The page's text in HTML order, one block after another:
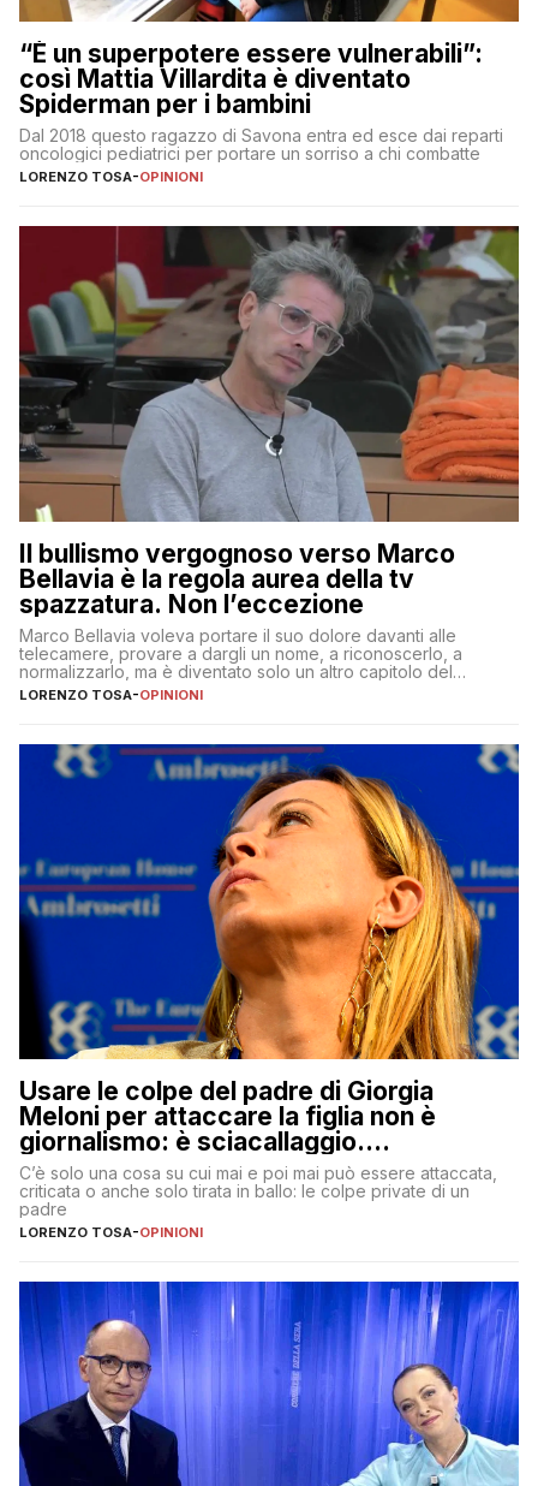
“È un superpotere essere vulnerabili”:
così Mattia Villardita è diventato
Spiderman per i bambini
Dal 2018 questo ragazzo di Savona entra ed esce dai reparti
oncologici pediatrici per portare un sorriso a chi combatte
LORENZO TOSA-OPINIONI
Il bullismo vergognoso verso Marco
Bellavia è la regola aurea della tv
spazzatura. Non l’eccezione
Marco Bellavia voleva portare il suo dolore davanti alle
telecamere, provare a dargli un nome, a riconoscerlo, a
normalizzarlo, ma è diventato solo un altro capitolo del
copione
LORENZO TOSA-OPINIONI
Usare le colpe del padre di Giorgia
Meloni per attaccare la figlia non è
giornalismo: è sciacallaggio.
Dimostriamo di essere diversi
C’è solo una cosa su cui mai e poi mai può essere attaccata,
criticata o anche solo tirata in ballo: le colpe private di un
padre
LORENZO TOSA-OPINIONI